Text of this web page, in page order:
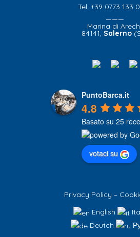
Tel. +39 0773 133
———
Marina di
84141, Salerno
PuntoBarca.it
4.8
Basato su 25
votaci su
Privacy Policy –
English
Deutch